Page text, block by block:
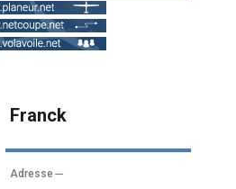
Franck
Adresse---